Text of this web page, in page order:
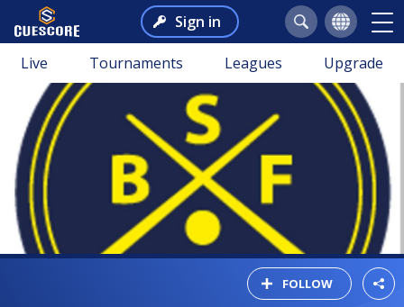
Sign in
Live Tournaments Leagues Upgrade
FOLLOW